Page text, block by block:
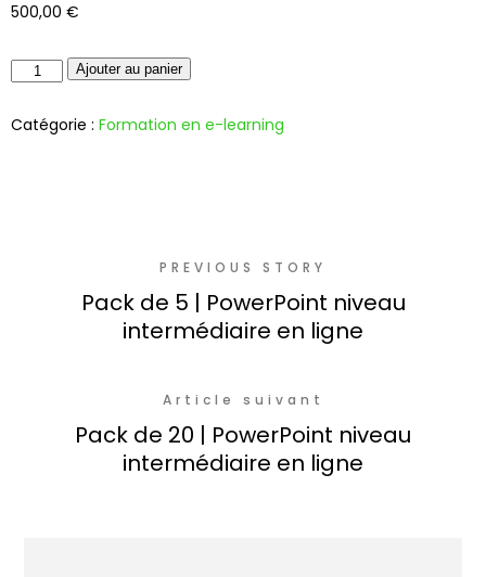
500,00 €
Ajouter au panier
Catégorie : Formation en e-learning
PREVIOUS STORY
Pack de 5 | PowerPoint niveau
intermédiaire en ligne
Article suivant
Pack de 20 | PowerPoint niveau
intermédiaire en ligne